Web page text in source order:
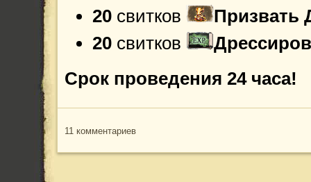
20 свитков
Призвать
20 свитков
Срок проведения 24 часа!
11 комментариев